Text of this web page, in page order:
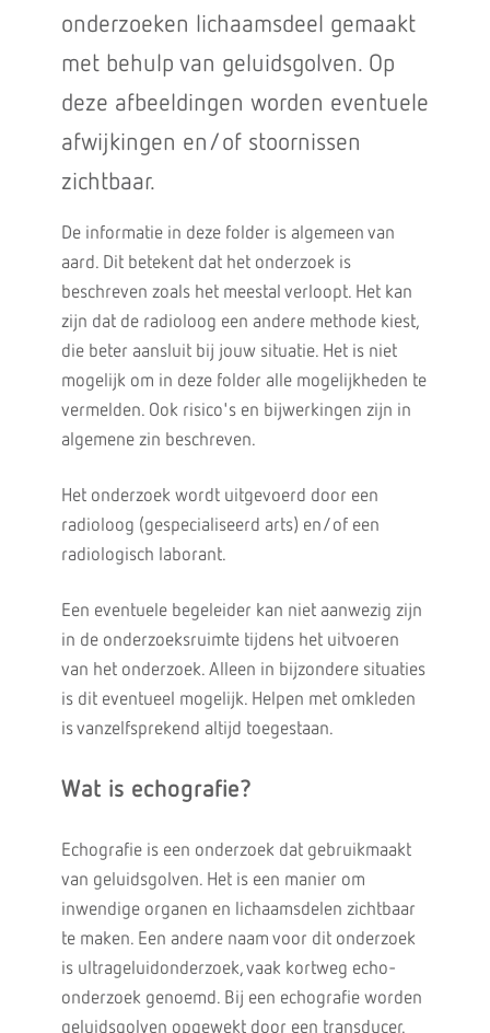
onderzoeken lichaamsdeel gemaakt
met behulp van geluidsgolven. Op
deze afbeeldingen worden eventuele
afwijkingen en/of stoornissen
zichtbaar.
De informatie in deze folder is algemeen van
aard. Dit betekent dat het onderzoek is
beschreven zoals het meestal verloopt. Het kan
zijn dat de radioloog een andere methode kiest,
die beter aansluit bij jouw situatie. Het is niet
mogelijk om in deze folder alle mogelijkheden te
vermelden. Ook risico's en bijwerkingen zijn in
algemene zin beschreven.
Het onderzoek wordt uitgevoerd door een
radioloog (gespecialiseerd arts) en/of een
radiologisch laborant.
Een eventuele begeleider kan niet aanwezig zijn
in de onderzoeksruimte tijdens het uitvoeren
van het onderzoek. Alleen in bijzondere situaties
is dit eventueel mogelijk. Helpen met omkleden
is vanzelfsprekend altijd toegestaan.
Wat is echografie?
Echografie is een onderzoek dat gebruikmaakt
van geluidsgolven. Het is een manier om
inwendige organen en lichaamsdelen zichtbaar
te maken. Een andere naam voor dit onderzoek
is ultrageluidonderzoek, vaak kortweg echo-
onderzoek genoemd. Bij een echografie worden
geluidsgolven opgewekt door een transducer.